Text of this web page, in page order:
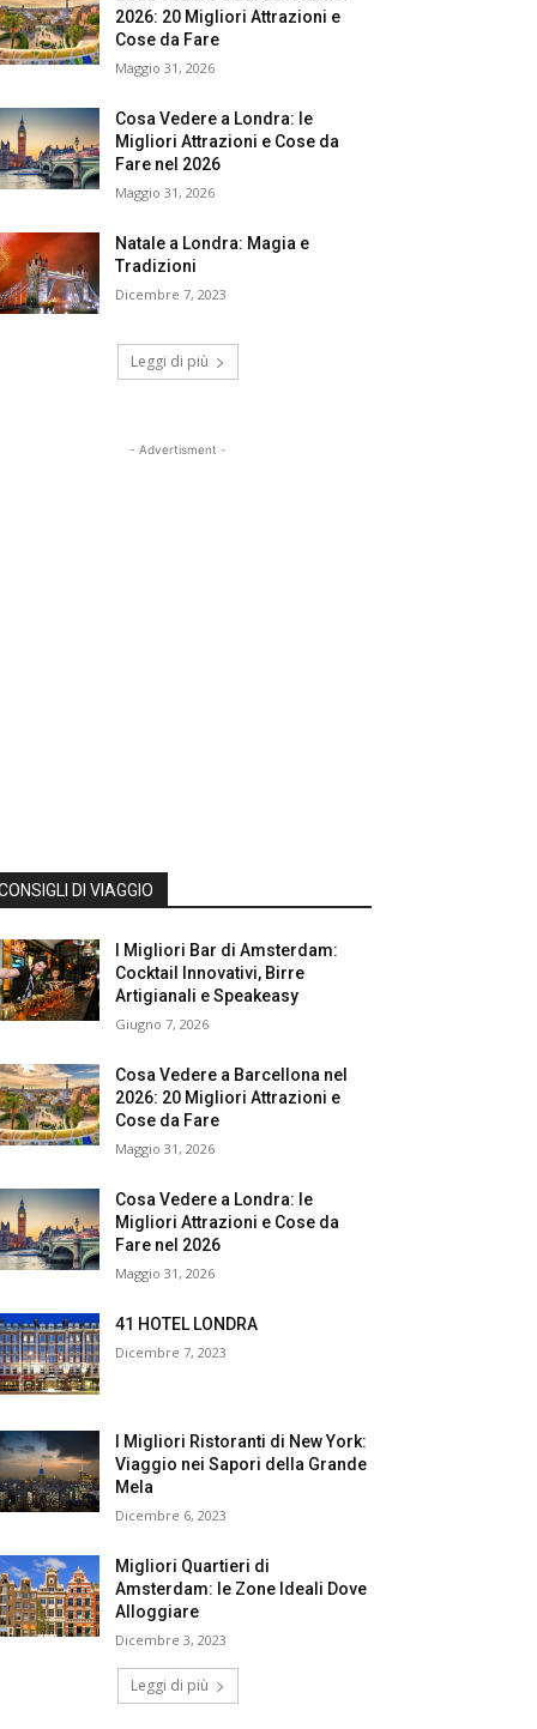
2026: 20 Migliori Attrazioni e
Cose da Fare
Maggio 31, 2026
Cosa Vedere a Londra: le
Migliori Attrazioni e Cose da
Fare nel 2026
Maggio 31, 2026
Natale a Londra: Magia e
Tradizioni
Dicembre 7, 2023
Leggi di più
- Advertisment -
DI VIAGGIO
I Migliori Bar di Amsterdam:
Cocktail Innovativi, Birre
Artigianali e Speakeasy
Giugno 7, 2026
Cosa Vedere a Barcellona nel
2026: 20 Migliori Attrazioni e
Cose da Fare
Maggio 31, 2026
Cosa Vedere a Londra: le
Migliori Attrazioni e Cose da
Fare nel 2026
Maggio 31, 2026
41 HOTEL LONDRA
Dicembre 7, 2023
I Migliori Ristoranti di New York:
Viaggio nei Sapori della Grande
Mela
Dicembre 6, 2023
Migliori Quartieri di
Amsterdam: le Zone Ideali Dove
Alloggiare
Dicembre 3, 2023
Leggi di più